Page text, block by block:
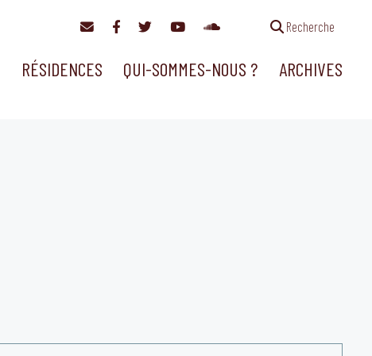
Recherche
RÉSIDENCES QUI-SOMMES-NOUS ? ARCHIVES